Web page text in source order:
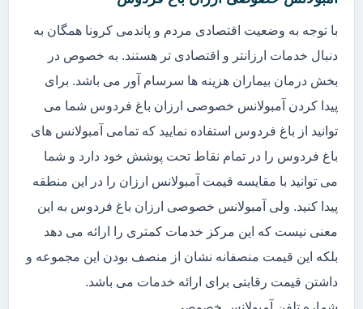
با توجه به وضعیت اقتصادی مردم و پاندمی کرونا همگان به
دنبال خدمات ارزانتر و اقتصادی تر هستند. به خصوص در
بخش درمان بیماران هزینه ها سرسام آور می باشد. برای
پیدا کردن آمبولانس خصوصی ارزان باغ فردوس شما می
توانید از باغ فردوس استفاده نمایید که تمامی آمبولانس های
باغ فردوس را در تمام نقاط تحت پوشش خود دارد و شما
می توانید با مقایسه قیمت آمبولانس ارزان را در این منطقه
پیدا کنید. ولی آمبولانس خصوصی ارزان باغ فردوس به این
معنی نیست که این مرکز خدمات کمتری را ارائه می دهد
بلکه این قیمت منصفانه نشان از منصف بودن این مجموعه و
داشتن قیمت رقابتی برای ارائه خدمات می باشد.